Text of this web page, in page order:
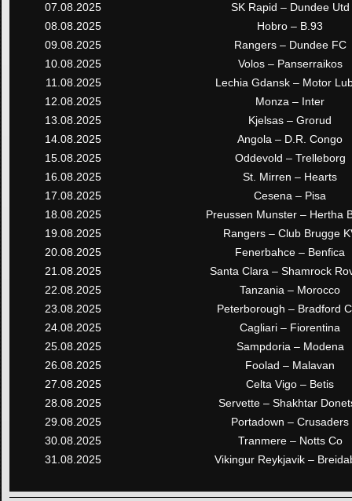
07.08.2025
SK Rapid – Dundee Utd
08.08.2025
Hobro – B.93
09.08.2025
Rangers – Dundee FC
10.08.2025
Volos – Panserraikos
11.08.2025
Lechia Gdansk – Motor
12.08.2025
Monza – Inter
13.08.2025
Kjelsas – Grorud
14.08.2025
Angola – D.R. Congo
15.08.2025
Oddevold – Trelleborg
16.08.2025
St. Mirren – Hearts
17.08.2025
Cesena – Pisa
18.08.2025
Preussen Munster – Hertha
19.08.2025
Rangers – Club Brugge
20.08.2025
Fenerbahce – Benfica
21.08.2025
Santa Clara – Shamrock
22.08.2025
Tanzania – Morocco
23.08.2025
Peterborough – Bradford
24.08.2025
Cagliari – Fiorentina
25.08.2025
Sampdoria – Modena
26.08.2025
Foolad – Malavan
27.08.2025
Celta Vigo – Betis
28.08.2025
Servette – Shakhtar
29.08.2025
Portadown – Crusaders
30.08.2025
Tranmere – Notts Co
31.08.2025
Vikingur Reykjavik –